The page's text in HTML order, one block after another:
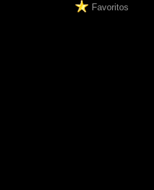
Favoritos